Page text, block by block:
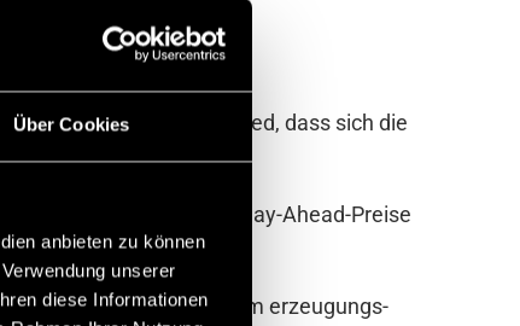
Über Cookies
anbieten zu können
unserer
diese Informationen
– mit dem Unterschied, dass sich die
wie folgt aus:
aller Day-Ahead-Preise
ergibt sich aus dem erzeugungs-